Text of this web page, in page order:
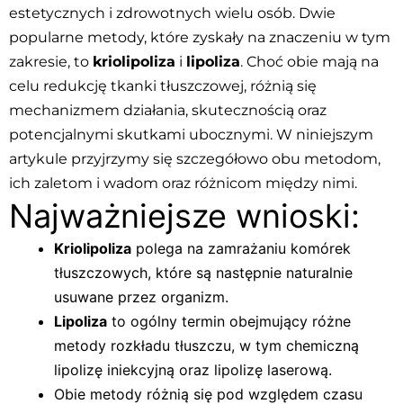
estetycznych i zdrowotnych wielu osób. Dwie
popularne metody, które zyskały na znaczeniu w tym
zakresie, to kriolipoliza i lipoliza. Choć obie mają na
celu redukcję tkanki tłuszczowej, różnią się
mechanizmem działania, skutecznością oraz
potencjalnymi skutkami ubocznymi. W niniejszym
artykule przyjrzymy się szczegółowo obu metodom,
ich zaletom i wadom oraz różnicom między nimi.
Najważniejsze wnioski:
Kriolipoliza polega na zamrażaniu komórek
tłuszczowych, które są następnie naturalnie
usuwane przez organizm.
Lipoliza to ogólny termin obejmujący różne
metody rozkładu tłuszczu, w tym chemiczną
lipolizę iniekcyjną oraz lipolizę laserową.
Obie metody różnią się pod względem czasu